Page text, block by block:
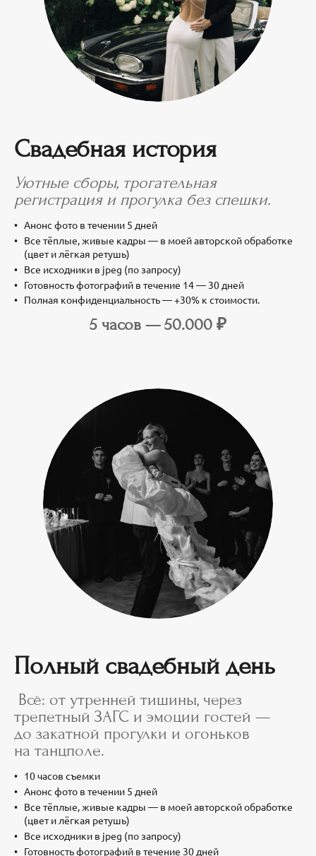
Свадебная история
Уютные сборы, трогательная
регистрация и прогулка без спешки.
Анонс фото в течении 5 дней
Все тёплые, живые кадры — в моей авторской обработке
(цвет и лёгкая ретушь)
Все исходники в jpeg (по запросу)
Готовность фотографий в течение 14 — 30 дней
Полная конфиденциальность — +30% к стоимости.
5 часов — 50.000 ₽
Полный свадебный день
Всё: от утренней тишины, через
трепетный ЗАГС и эмоции гостей —
до закатной прогулки и огоньков
на танцполе.
10 часов съемки
Анонс фото в течении 5 дней
Все тёплые, живые кадры — в моей авторской обработке
(цвет и лёгкая ретушь)
Все исходники в jpeg (по запросу)
Готовность фотографий в течение 30 дней